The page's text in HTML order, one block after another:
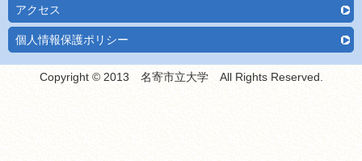
アクセス
個人情報保護ポリシー
Copyright © 2013 名寄市立大学 All Rights Reserved.